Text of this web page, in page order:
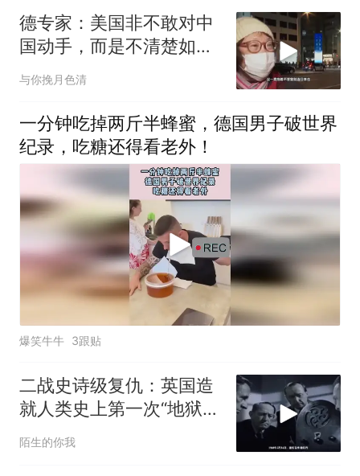
德专家：美国非不敢对中
国动手，而是不清楚如何
行动
与你挽月色清
一分钟吃掉两斤半蜂蜜，德国男子破世界
纪录，吃糖还得看老外！
爆笑牛牛 3跟贴
二战史诗级复仇：英国造
就人类史上第一次“地狱之
火！”
陌生的你我